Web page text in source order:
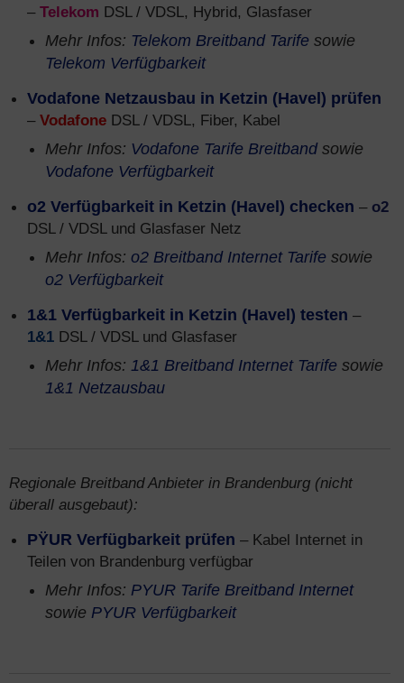
– Telekom DSL / VDSL, Hybrid, Glasfaser
Mehr Infos: Telekom Breitband Tarife sowie
Telekom Verfügbarkeit
Vodafone Netzausbau in Ketzin (Havel) prüfen
– Vodafone DSL / VDSL, Fiber, Kabel
Mehr Infos: Vodafone Tarife Breitbandsowie
Vodafone Verfügbarkeit
o2 Verfügbarkeit in Ketzin (Havel) checken – o2
DSL / VDSL und Glasfaser Netz
Mehr Infos: o2 Breitband Internet Tarife sowie
o2 Verfügbarkeit
1&1 Verfügbarkeit in Ketzin (Havel) testen –
1&1 DSL / VDSL und Glasfaser
Mehr Infos: 1&1 Breitband Internet Tarife sowie
1&1 Netzausbau
Regionale Breitband Anbieter in Brandenburg (nicht
überall ausgebaut):
PŸUR Verfügbarkeit prüfen – Kabel Internet in
Teilen von Brandenburg verfügbar
Mehr Infos: PYUR Tarife Breitband Internet
sowie PYUR Verfügbarkeit